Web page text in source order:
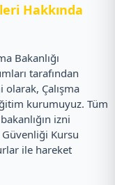
Hakkında
Bakanlığı
tarafından
Çalışma
kurumuyuz. Tüm
izni
Kursu
ile hareket